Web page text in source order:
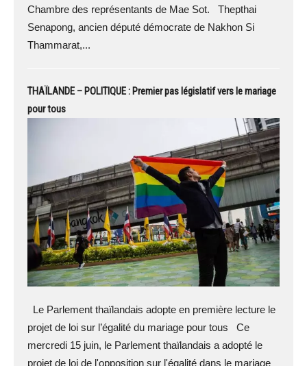
Chambre des représentants de Mae Sot. Thepthai
Senapong, ancien député démocrate de Nakhon Si
Thammarat,...
THAÏLANDE – POLITIQUE : Premier pas législatif vers le mariage
pour tous
Le Parlement thaïlandais adopte en première lecture le
projet de loi sur l’égalité du mariage pour tous Ce
mercredi 15 juin, le Parlement thaïlandais a adopté le
projet de loi de l'opposition sur l'égalité dans le mariage